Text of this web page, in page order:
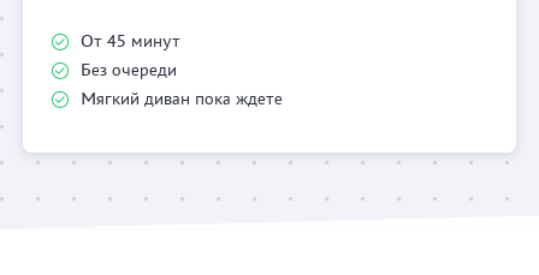
От 45 минут
Без очереди
Мягкий диван пока ждете